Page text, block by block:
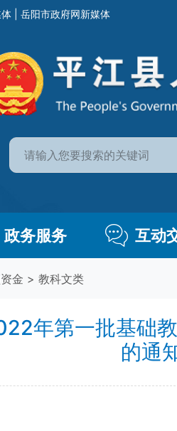
岳阳市政府网新媒体
政务服务 互动
金 > 教科文类
年第一批基础
的通